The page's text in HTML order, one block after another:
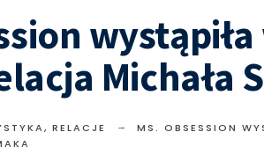
Michała
, RELACJE
MS. OBSESSION